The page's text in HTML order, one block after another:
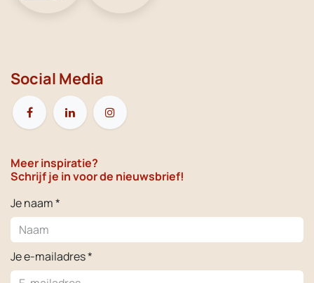
Social Media
Meer inspiratie?
Schrijf je in voor de nieuwsbrief!
Je naam *
Je e-mailadres *